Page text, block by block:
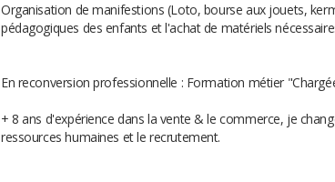
Organisation de manifestions (Loto, bourse aux jouets,
pédagogiques des enfants et l'achat de matériels
En reconversion professionnelle : Formation métier
+ 8 ans d'expérience dans la vente & le commerce, je
ressources humaines et le recrutement.